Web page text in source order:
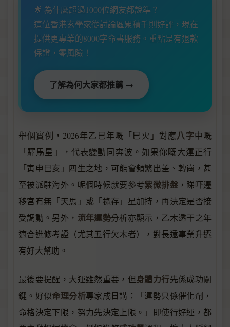
🌟 為什麼超過1000位網友都說準？
這位香港玄學家從討論區累積千則好評，現在
提供更專業的8000字命書服務。重點是有退款
保證，零風險！
了解為何大家都推薦 →
舉個實例，2026年乙巳年嘅「巳火」對應八字中嘅
「驛馬星」，代表變動同奔波。如果你嘅大運正行
「寅申巳亥」四生之地，可能會頻繁出差、轉崗，甚
至被派駐海外。呢個時候就要參考紫微排盤，睇吓遷
移宮有無「天馬」或「祿存」星加持，再決定是否接
受調動。另外， 流年運勢分析亦顯示，乙木透干之年
適合進修考證（尤其五行欠木者），對長遠事業升遷
有好大幫助。
最後要提醒，大運雖然重要，但身體力行先係成功關
鍵。好似命理分析專家成日講：「運勢只係催化劑，
命格決定下限，努力先決定上限。」即使行好運，都